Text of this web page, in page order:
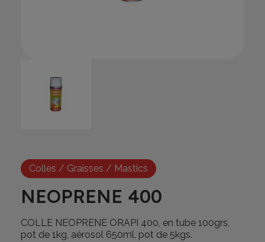
Colles / Graisses / Mastics
NEOPRENE 400
COLLE NEOPRENE ORAPI 400, en tube 100grs,
pot de 1kg, aérosol 650ml, pot de 5kgs.